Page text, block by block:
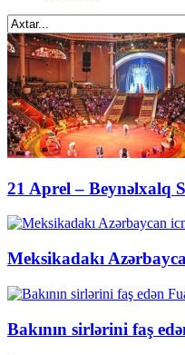
21 Aprel – Beynəlxalq
Meksikadakı
Bakının sirlərini faş